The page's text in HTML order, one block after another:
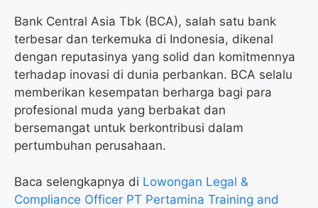
Bank Central Asia Tbk (BCA), salah satu bank
terbesar dan terkemuka di Indonesia, dikenal
dengan reputasinya yang solid dan komitmennya
terhadap inovasi di dunia perbankan. BCA selalu
memberikan kesempatan berharga bagi para
profesional muda yang berbakat dan
bersemangat untuk berkontribusi dalam
pertumbuhan perusahaan.
Baca selengkapnya di Lowongan Legal &
Compliance Officer PT Pertamina Training and